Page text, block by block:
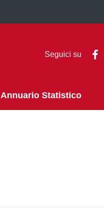
Seguici su
Annuario Statistico